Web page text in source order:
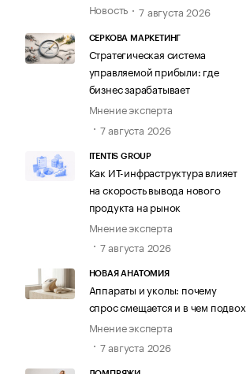
Новость
7 августа 2026
СЕРКОВА МАРКЕТИНГ
Стратегическая система
управляемой прибыли: где
бизнес зарабатывает
Мнение эксперта
7 августа 2026
ITENTIS GROUP
Как ИТ-инфраструктура влияет
на скорость вывода нового
продукта на рынок
Мнение эксперта
7 августа 2026
НОВАЯ АНАТОМИЯ
Аппараты и уколы: почему
спрос смещается и в чем подвох
Мнение эксперта
7 августа 2026